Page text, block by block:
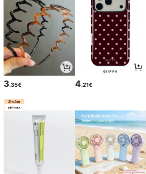
3.35€ 4.21€